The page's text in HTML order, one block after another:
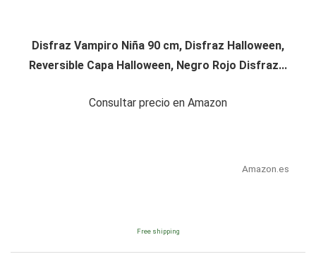
Disfraz Vampiro Niña 90 cm, Disfraz Halloween,
Reversible Capa Halloween, Negro Rojo Disfraz...
Consultar precio en Amazon
Amazon.es
Free shipping